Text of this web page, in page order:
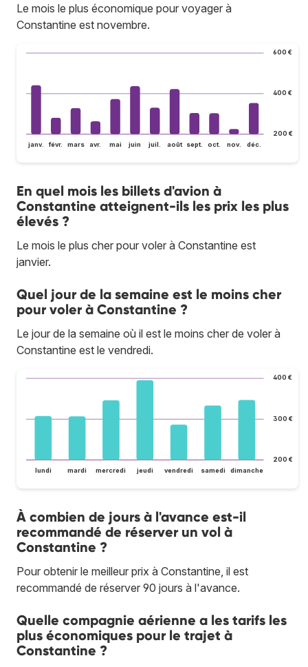
Le mois le plus économique pour voyager à
Constantine est novembre.
200 €
400 €
600 €
janv. févr. mars avr. mai juin juil. août sept. oct. nov. déc.
En quel mois les billets d'avion à
Constantine atteignent-ils les prix les plus
élevés ?
Le mois le plus cher pour voler à Constantine est
janvier.
Quel jour de la semaine est le moins cher
pour voler à Constantine ?
Le jour de la semaine où il est le moins cher de voler à
Constantine est le vendredi.
200 €
300 €
400 €
lundi mardi mercredi jeudi vendredi samedi dimanche
À combien de jours à l'avance est-il
recommandé de réserver un vol à
Constantine ?
Pour obtenir le meilleur prix à Constantine, il est
recommandé de réserver 90 jours à l'avance.
Quelle compagnie aérienne a les tarifs les
plus économiques pour le trajet à
Constantine ?